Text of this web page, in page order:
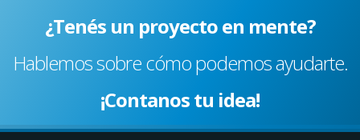
¿Tenés un proyecto en mente?
Hablemos sobre cómo podemos ayudarte.
¡Contanos tu idea!